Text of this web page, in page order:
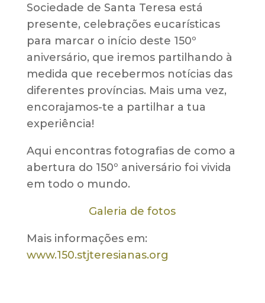
Sociedade de Santa Teresa está
presente, celebrações eucarísticas
para marcar o início deste 150º
aniversário, que iremos partilhando à
medida que recebermos notícias das
diferentes províncias. Mais uma vez,
encorajamos-te a partilhar a tua
experiência!
Aqui encontras fotografias de como a
abertura do 150º aniversário foi vivida
em todo o mundo.
Galeria de fotos
Mais informações em:
www.150.stjteresianas.org